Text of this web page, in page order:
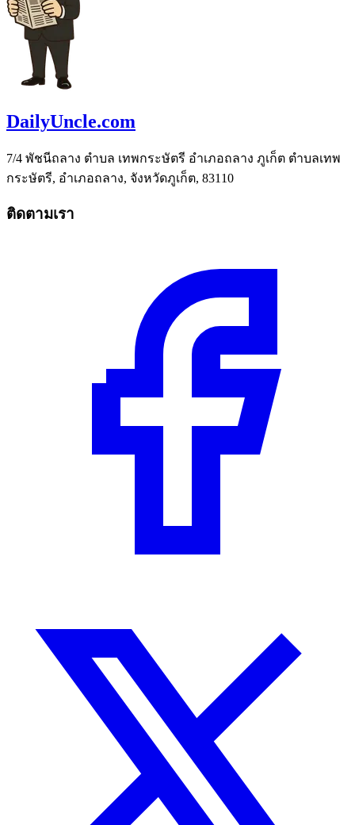
DailyUncle.com
7/4 พัชนีถลาง ตำบล เทพกระษัตรี อำเภอถลาง ภูเก็ต ตำบลเทพ
กระษัตรี, อำเภอถลาง, จังหวัดภูเก็ต, 83110
ติดตามเรา